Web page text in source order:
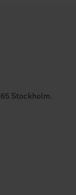
Stockholm.